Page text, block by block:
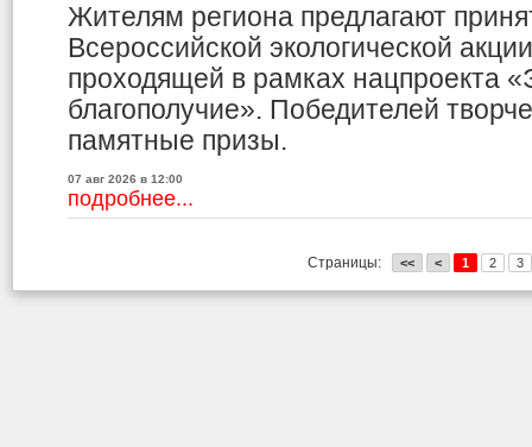
Жителям региона предлагают
Всероссийской экологической
проходящей в рамках нацпроекта
благополучие». Победителей
памятные призы.
07 авг 2026 в 12:00
подробнее...
Страницы: << < 1 2 3